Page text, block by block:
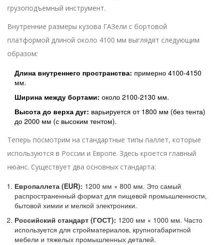
грузоподъемный инструмент.
Внутренние размеры кузова ГАЗели с бортовой
платформой длиной около 4100 мм выглядят следующим
образом:
Длина внутреннего пространства: примерно 4100-4150
мм.
Ширина между бортами: около 2100-2130 мм.
Высота до верха дуг: варьируется от 1800 мм (без тента)
до 2000 мм (с высоким тентом).
Теперь посмотрим на стандартные типы паллет, которые
используются в России и Европе. Здесь кроется главный
нюанс. Существует два основных стандарта:
Европаллета (EUR): 1200 мм × 800 мм. Это самый
распространенный формат для пищевой промышленности,
бытовой химии и мелкой электроники.
Российский стандарт (ГОСТ): 1200 мм × 1000 мм. Часто
используется для стройматериалов, крупногабаритной
мебели и тяжелых промышленных деталей.